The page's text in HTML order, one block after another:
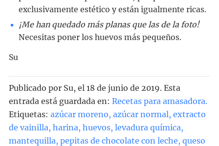
exclusivamente estético y están igualmente ricas.
¡Me han quedado más planas que las de la foto!
Necesitas poner los huevos más pequeños.
Su
Publicado por Su, el 18 de junio de 2019. Esta
entrada está guardada en: Recetas para amasadora.
Etiquetas: azúcar moreno, azúcar normal, extracto
de vainilla, harina, huevos, levadura química,
mantequilla, pepitas de chocolate con leche, queso